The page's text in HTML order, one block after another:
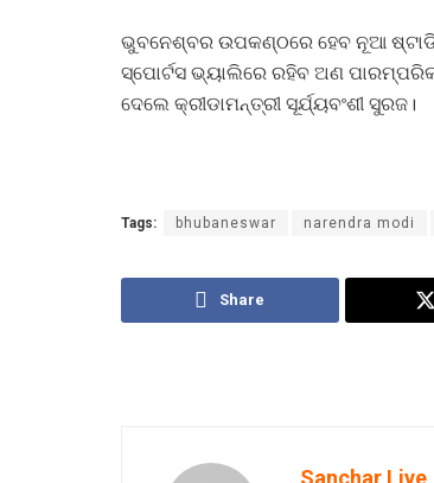
ଭୁବନେଶ୍ବର ଉପକଣ୍ଠରେ ହେବ ନୂଆ
ସ୍ପୋର୍ଟସ ଭ୍ୟାଲିରେ ରହିବ ଅଣ
ଦେଲେ କ୍ରୀଡାମନ୍ତ୍ରୀ ସୂର୍ଯ୍ୟବଂଶୀ ସୁରଜ।
Tags: bhubaneswar narendra modi
Share
Sanchar Live